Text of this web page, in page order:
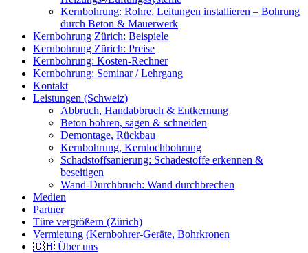
Kernbohrung: Rohre, Leitungen installieren – Bohrung
durch Beton & Mauerwerk
Kernbohrung Zürich: Beispiele
Kernbohrung Zürich: Preise
Kernbohrung: Kosten-Rechner
Kernbohrung: Seminar / Lehrgang
Kontakt
Leistungen (Schweiz)
Abbruch, Handabbruch & Entkernung
Beton bohren, sägen & schneiden
Demontage, Rückbau
Kernbohrung, Kernlochbohrung
Schadstoffsanierung: Schadestoffe erkennen &
beseitigen
Wand-Durchbruch: Wand durchbrechen
Medien
Partner
Türe vergrößern (Zürich)
Vermietung (Kernbohrer-Geräte, Bohrkronen
🇨🇭 Über uns